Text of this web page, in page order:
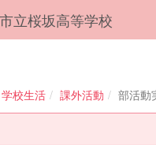
立桜坂高等学校
学校生活 課外活動 部活動